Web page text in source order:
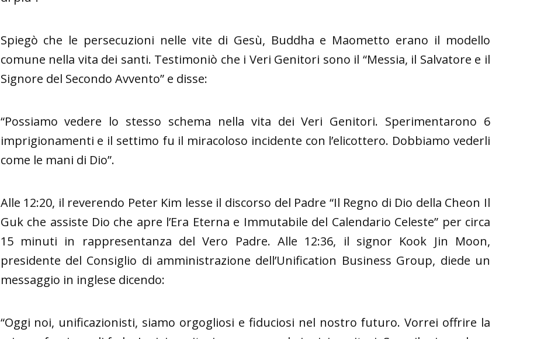
Spiegò che le persecuzioni nelle vite di Gesù, Buddha e Maometto erano il modello
comune nella vita dei santi. Testimoniò che i Veri Genitori sono il “Messia, il Salvatore e il
Signore del Secondo Avvento” e disse:
“Possiamo vedere lo stesso schema nella vita dei Veri Genitori. Sperimentarono 6
imprigionamenti e il settimo fu il miracoloso incidente con l’elicottero. Dobbiamo vederli
come le mani di Dio”.
Alle 12:20, il reverendo Peter Kim lesse il discorso del Padre “Il Regno di Dio della Cheon Il
Guk che assiste Dio che apre l’Era Eterna e Immutabile del Calendario Celeste” per circa
15 minuti in rappresentanza del Vero Padre. Alle 12:36, il signor Kook Jin Moon,
presidente del Consiglio di amministrazione dell’Unification Business Group, diede un
messaggio in inglese dicendo:
“Oggi noi, unificazionisti, siamo orgogliosi e fiduciosi nel nostro futuro. Vorrei offrire la